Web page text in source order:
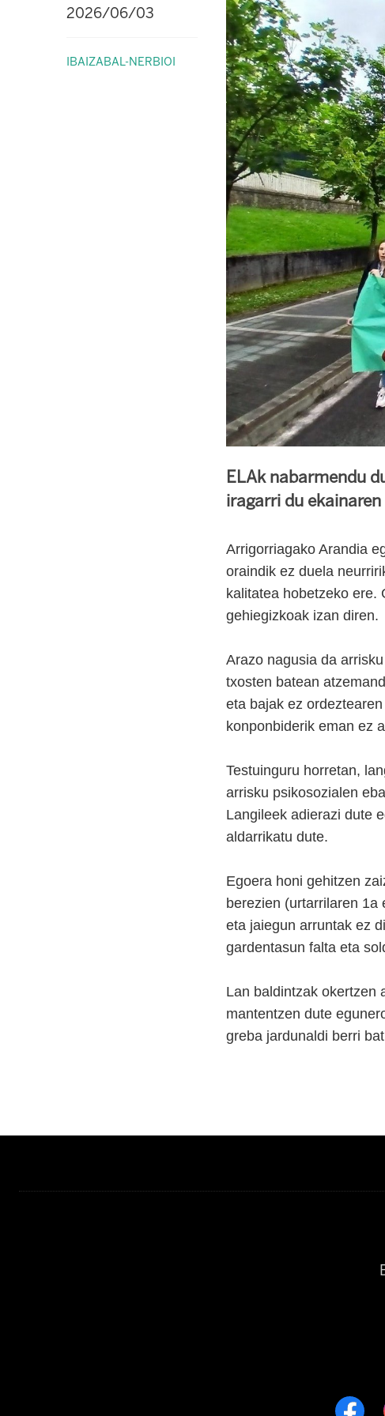
2026/06/03
IBAIZABAL-NERBIOI
ELAk nabarmendu
iragarri du
Arrigorriagako Arandia
oraindik ez duela
kalitatea hobetzeko ere.
gehiegizkoak izan diren.
Arazo nagusia da
txosten batean
eta bajak ez
konponbiderik eman ez
Testuinguru horretan,
arrisku psikosozialen
Langileek adierazi dute
aldarrikatu dute.
Egoera honi gehitzen
berezien (urtarrilaren 1a
eta jaiegun arruntak ez
gardentasun falta eta
Lan baldintzak okertzen
mantentzen dute
greba jardunaldi berri